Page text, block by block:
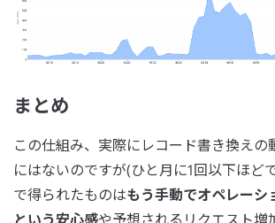
まとめ
この仕組み、実際にレコード書き換えの
にはないのですが(ひと月に1回以下ほど
で得られたものはもう手動でオペレーシ